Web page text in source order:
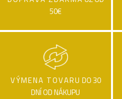
50€
VÝMENA TOVARU DO 30
DNÍ OD NÁKUPU